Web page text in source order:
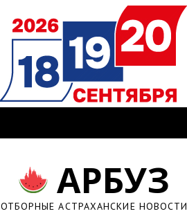
АРБУЗ
ОТБОРНЫЕ АСТРАХАНСКИЕ НОВОСТИ